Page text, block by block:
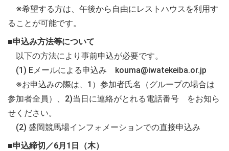
※希望する方は、午後から自由にレストハウスを利用す
ることが可能です。
■申込み方法等について
以下の方法により事前申込が必要です。
(1) Eメールによる申込み kouma@iwatekeiba.or.jp
※お申込みの際は、1）参加者氏名（グループの場合は
参加者全員）、2)当日に連絡がとれる電話番号 をお知ら
せください。
(2) 盛岡競馬場インフォメーションでの直接申込み
■申込締切／6月1日（木）